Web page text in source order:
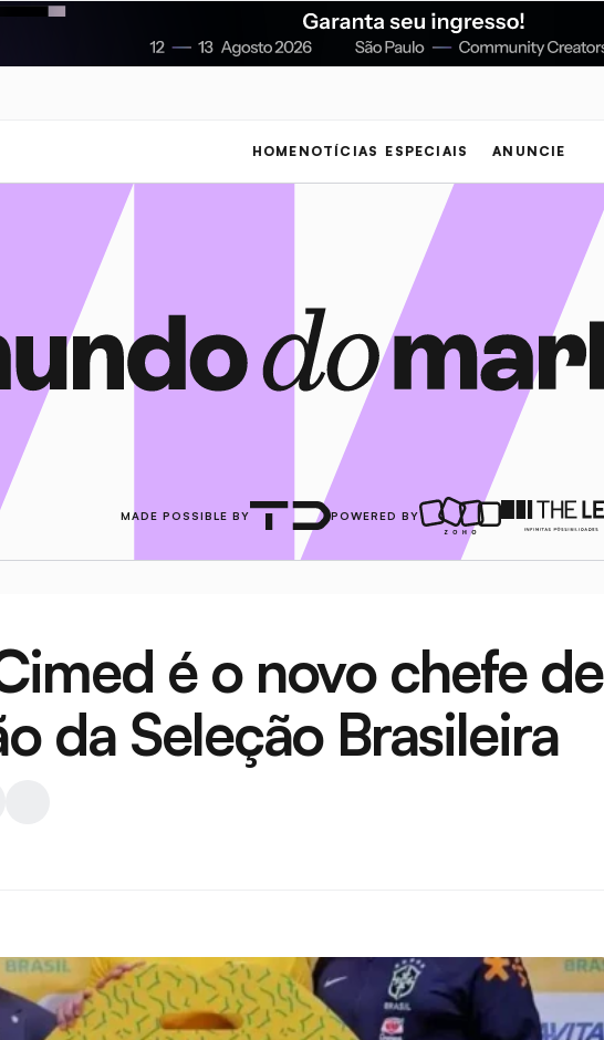
HOME NOTÍCIAS ESPECIAIS ANUNCIE
MADE POSSIBLE BY POWERED BY
é o novo chefe de
da Seleção Brasileira